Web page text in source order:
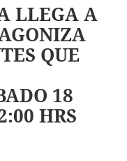
LLEGA A
QUE
18
HRS